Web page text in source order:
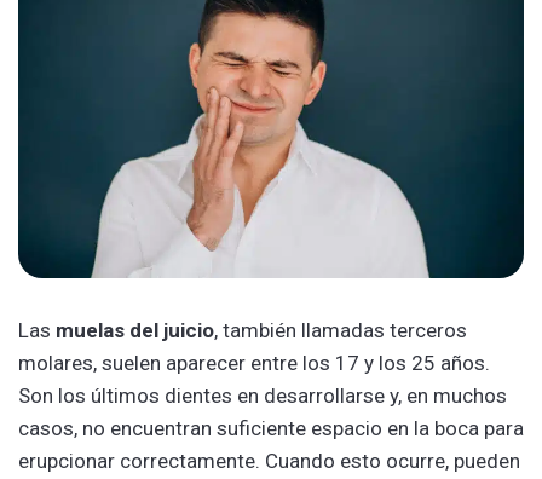
Las muelas del juicio, también llamadas terceros
molares, suelen aparecer entre los 17 y los 25 años.
Son los últimos dientes en desarrollarse y, en muchos
casos, no encuentran suficiente espacio en la boca para
erupcionar correctamente. Cuando esto ocurre, pueden